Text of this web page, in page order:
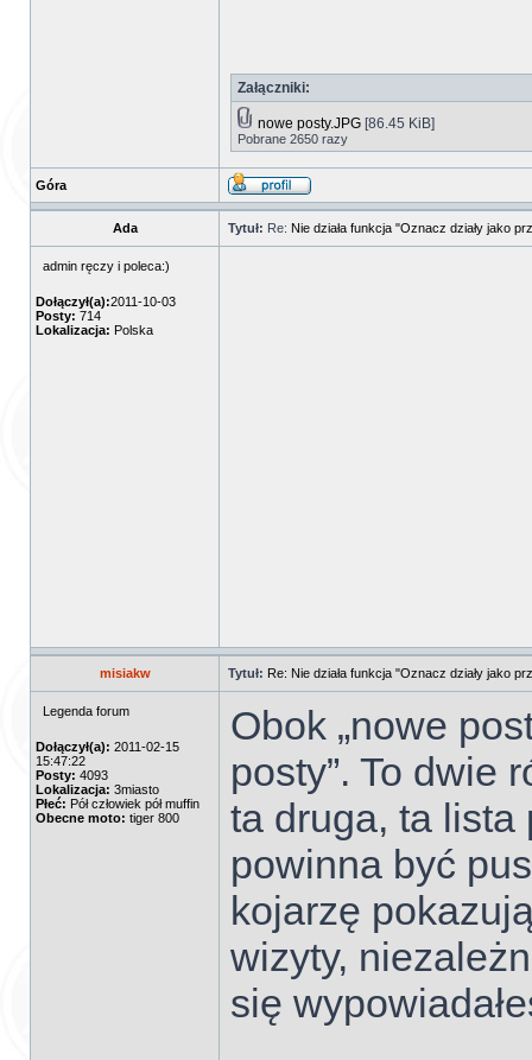
Załączniki:
nowe posty.JPG [86.45 KiB]
Pobrane 2650 razy
Góra
Ada Tytuł: Re: Nie działa funkcja "Oznacz działy jako
admin ręczy i poleca:)
Dołączył(a):2011-10-03
Posty: 714
Lokalizacja: Polska
misiakw Tytuł: Re: Nie działa funkcja "Oznacz działy jako
Legenda forum
Dołączył(a): 2011-02-15
15:47:22
Posty: 4093
Lokalizacja: 3miasto
Płeć: Pół człowiek pół muffin
Obecne moto: tiger 800
Obok „nowe
posty”. To dwie
ta druga, ta lista
powinna być
kojarzę
wizyty,
się